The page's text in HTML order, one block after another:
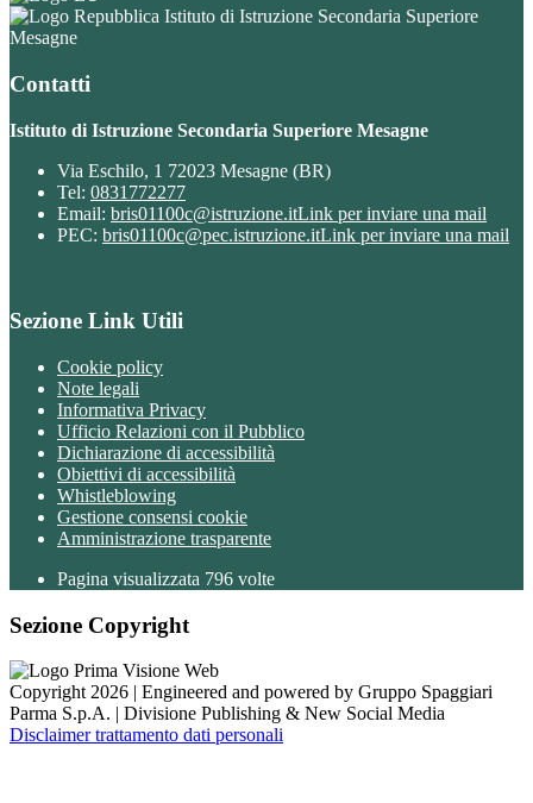
Istituto di Istruzione Secondaria Superiore
Mesagne
Contatti
Istituto di Istruzione Secondaria Superiore Mesagne
Via Eschilo, 1 72023 Mesagne (BR)
Tel: 0831772277
Email: bris01100c@istruzione.itLink per inviare una mail
PEC: bris01100c@pec.istruzione.itLink per inviare una mail
Sezione Link Utili
Cookie policy
Note legali
Informativa Privacy
Ufficio Relazioni con il Pubblico
Dichiarazione di accessibilità
Obiettivi di accessibilità
Whistleblowing
Gestione consensi cookie
Amministrazione trasparente
Pagina visualizzata 796 volte
Sezione Copyright
Copyright 2026 | Engineered and powered by Gruppo Spaggiari
Parma S.p.A. | Divisione Publishing & New Social Media
Disclaimer trattamento dati personali